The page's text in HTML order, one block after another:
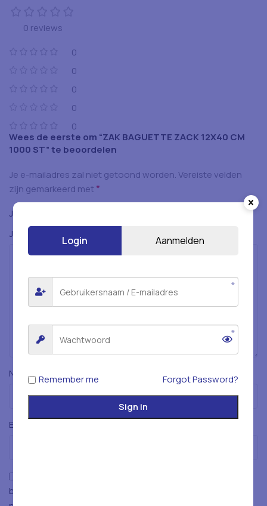
0 reviews
0
0
0
0
0
Wees de eerste om “ZAK BAGUETTE ZACK 12X40 CM
1000 ST” te beoordelen
Je e-mailadres zal niet getoond worden.Vereiste velden
zijn gemarkeerd met *
Je beoordeling
Je beoordeling
Naam
E-mail
browser voor de volgende keer wanneer ik een reactie
Login Aanmelden
Remember me Forgot Password?
Sign in